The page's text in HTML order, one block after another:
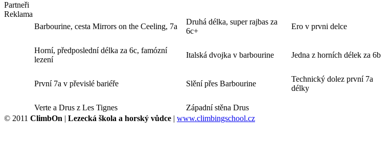
Partneři
Reklama
Barbourine, cesta Mirrors on the Ceeling, 7a
Druhá délka, super rajbas za
6c+
Ero v prvni delce
Horní, předposlední délka za 6c, famózní
lezení
Italská dvojka v barbourine Jedna z horních délek za 6b
První 7a v převislé bariéře Slění přes Barbourine
Technický dolez první 7a
délky
Verte a Drus z Les Tignes Západní stěna Drus
© 2011 ClimbOn | Lezecká škola a horský vůdce | www.climbingschool.cz